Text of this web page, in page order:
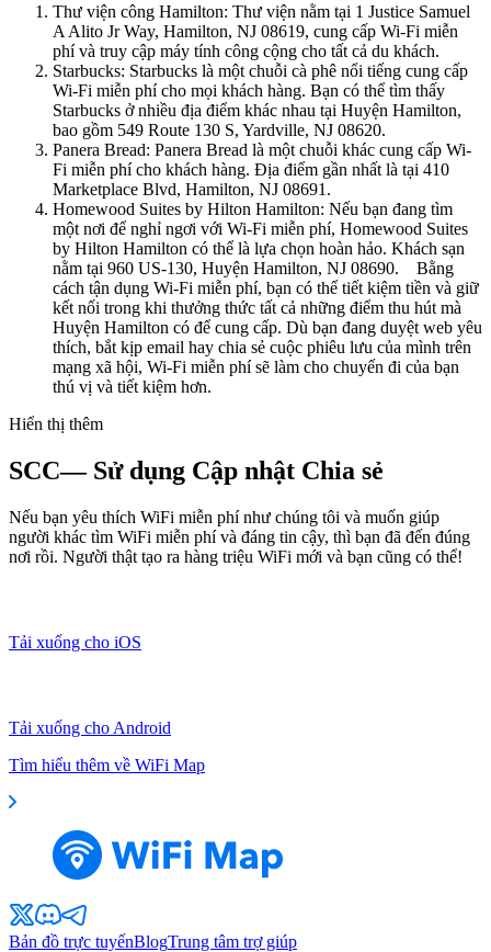
Thư viện công Hamilton: Thư viện nằm tại 1 Justice Samuel
A Alito Jr Way, Hamilton, NJ 08619, cung cấp Wi-Fi miễn
phí và truy cập máy tính công cộng cho tất cả du khách.
Starbucks: Starbucks là một chuỗi cà phê nổi tiếng cung cấp
Wi-Fi miễn phí cho mọi khách hàng. Bạn có thể tìm thấy
Starbucks ở nhiều địa điểm khác nhau tại Huyện Hamilton,
bao gồm 549 Route 130 S, Yardville, NJ 08620.
Panera Bread: Panera Bread là một chuỗi khác cung cấp Wi-
Fi miễn phí cho khách hàng. Địa điểm gần nhất là tại 410
Marketplace Blvd, Hamilton, NJ 08691.
Homewood Suites by Hilton Hamilton: Nếu bạn đang tìm
một nơi để nghỉ ngơi với Wi-Fi miễn phí, Homewood Suites
by Hilton Hamilton có thể là lựa chọn hoàn hảo. Khách sạn
nằm tại 960 US-130, Huyện Hamilton, NJ 08690. Bằng
cách tận dụng Wi-Fi miễn phí, bạn có thể tiết kiệm tiền và giữ
kết nối trong khi thưởng thức tất cả những điểm thu hút mà
Huyện Hamilton có để cung cấp. Dù bạn đang duyệt web yêu
thích, bắt kịp email hay chia sẻ cuộc phiêu lưu của mình trên
mạng xã hội, Wi-Fi miễn phí sẽ làm cho chuyến đi của bạn
thú vị và tiết kiệm hơn.
Hiển thị thêm
SCC— Sử dụng Cập nhật Chia sẻ
Nếu bạn yêu thích WiFi miễn phí như chúng tôi và muốn giúp
người khác tìm WiFi miễn phí và đáng tin cậy, thì bạn đã đến đúng
nơi rồi. Người thật tạo ra hàng triệu WiFi mới và bạn cũng có thể!
Tải xuống cho iOS
Tải xuống cho Android
Tìm hiểu thêm về WiFi Map
Bản đồ trực tuyếnBlogTrung tâm trợ giúp